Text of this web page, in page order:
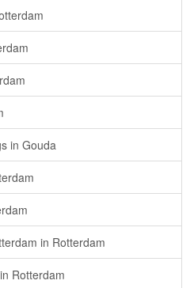
in Gouda
in Rotterdam
Rotterdam